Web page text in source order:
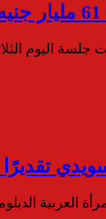
جلسة اليوم
العربية